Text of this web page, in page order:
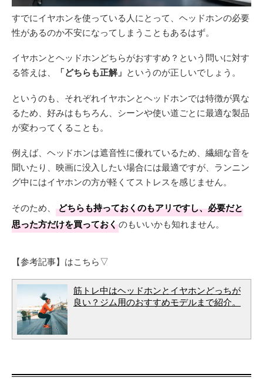
すでにイヤホンを使っている人にとって、ヘッドホンの必要
性があるのか不安になってしまうこともあるはず。
イヤホンとヘッドホンどちらがおすすめ？という問いに対す
る答えは、
「どちらも正解」 というのが正しいでしょう。
というのも、それぞれイヤホンとヘッドホンでは特徴が異な
るため、好みはもちろん、シーンや使い道ごとに最適な製品
が変わってくることも。
例えば、ヘッドホンは遮音性に優れているため、繊細な音を
聞いたり、映画に没入したい場合には最適ですが、ランニン
グ中にはイヤホンの方が軽くてストレスを感じません。
そのため、
どちらも持っておくのもアリですし、必要だと
思った方だけを買っておくのもいいかも知れません。
【参考記事】はこちら▽
筋トレ中はヘッドホンとイヤホンどっちが
良い？ジム用のおすすめモデルまで紹介。